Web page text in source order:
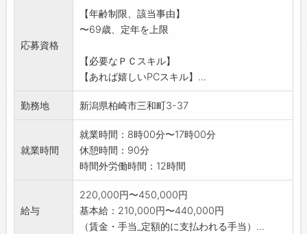
●入社後は先輩社員と一緒に工事の流れや管理
方法を基本から
とはありません。
〇経験を積み、2級・1級土木施工管理技士の取
得を目指します。
●ドローンを使ったICT測量などのDXも推進し
〇冬季は道路除雪を行い、除雪車の運転または
助手を担当します。
※必要な資格の取得費用は会社が全額負担しま
す。
※新卒社員も加わり、20～60代まで幅広い年代
が活躍中です。
応募資格
【年齢制限、該当事由】
〜69歳、定年を上限
【必要なＰＣスキル】
【あれば嬉しいPCスキル】...
勤務地 新潟県柏崎市三和町3-37
就業時間
就業時間：8時00分〜17時00分
休憩時間：90分
時間外労働時間：12時間
給与
220,000円〜450,000円
基本給：210,000円〜440,000円
（賃金・手当_定額的に支払われる手当）...